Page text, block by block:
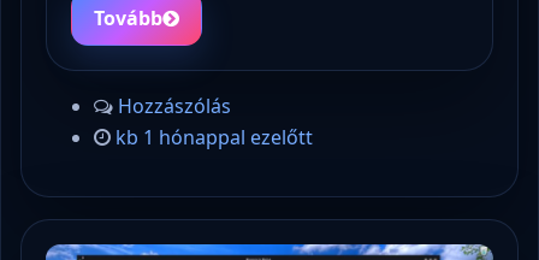
Tovább
Hozzászólás
kb 1 hónappal ezelőtt